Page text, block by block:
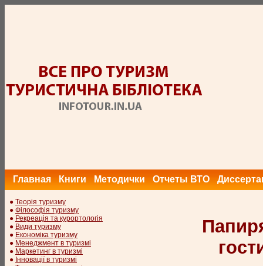
Главная Книги Методички Отчеты ВТО
● Теорія туризму
● Філософія туризму
● Рекреація та курортологія
● Види туризму
● Економіка туризму
● Менеджмент в туризмі
● Маркетинг в туризмі
● Інновації в туризмі